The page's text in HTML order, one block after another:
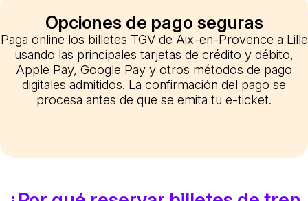
Opciones de pago seguras
Paga online los billetes TGV de Aix-en-Provence a Lille
usando las principales tarjetas de crédito y débito,
Apple Pay, Google Pay y otros métodos de pago
digitales admitidos. La confirmación del pago se
procesa antes de que se emita tu e-ticket.